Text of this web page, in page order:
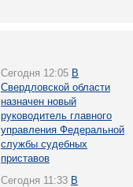
Сегодня 12:05 В
Свердловской области
назначен новый
руководитель главного
управления Федеральной
службы судебных
приставов
Сегодня 11:33 В